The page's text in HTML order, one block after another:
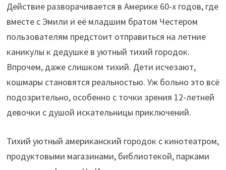
Действие разворачивается в Америке 60-х годов, где
вместе с Эмили и её младшим братом Честером
пользователям предстоит отправиться на летние
каникулы к дедушке в уютный тихий городок.
Впрочем, даже слишком тихий. Дети исчезают,
кошмары становятся реальностью. Уж больно это всё
подозрительно, особенно с точки зрения 12-летней
девочки с душой искательницы приключений.
Тихий уютный американский городок с кинотеатром,
продуктовыми магазинами, библиотекой, парками